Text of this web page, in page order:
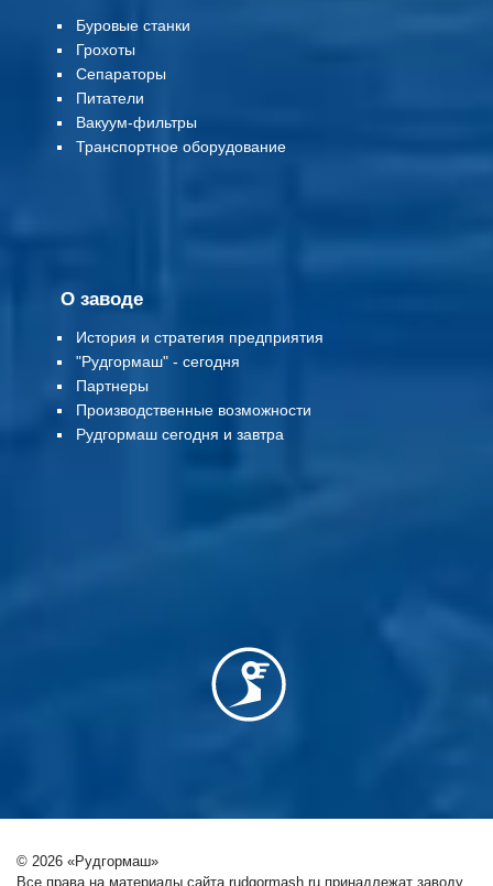
Буровые станки
Грохоты
Сепараторы
Питатели
Вакуум-фильтры
Транспортное оборудование
О заводе
История и стратегия предприятия
"Рудгормаш" - сегодня
Партнеры
Производственные возможности
Рудгормаш сегодня и завтра
© 2026 «Рудгормаш»
Все права на материалы сайта rudgormash.ru принадлежат заводу